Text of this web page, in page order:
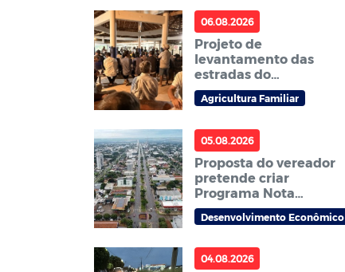
06.08.2026
Projeto de
levantamento das
estradas do
Assentamento Jonas
Pinheiro é
comunidade em
reunião
Agricultura Familiar
05.08.2026
Proposta do vereador
pretende criar
Programa Nota
Premiada com
premiação para
Sorriso
Desenvolvimento Econômico
04.08.2026